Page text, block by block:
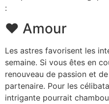
:
❤️ Amour
Les astres favorisent les
semaine. Si vous êtes en
renouveau de passion et
partenaire. Pour les
intrigante pourrait